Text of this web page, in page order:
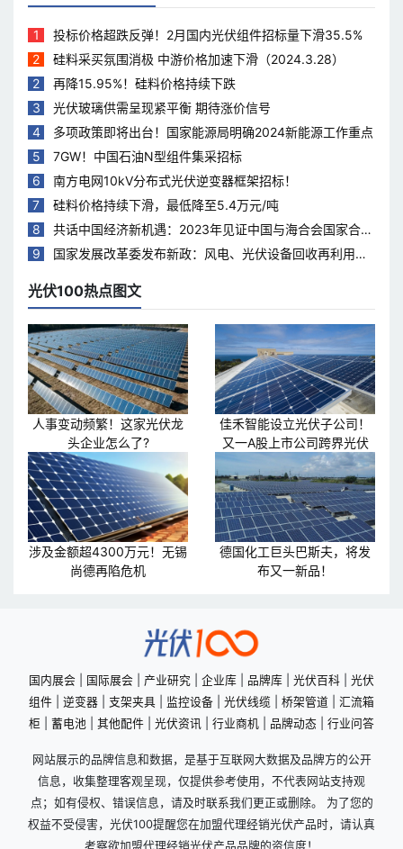
1
投标价格超跌反弹！2月国内光伏组件招标量下滑35.5%
2
硅料采买氛围消极 中游价格加速下滑（2024.3.28）
2
再降15.95%！硅料价格持续下跌
3
光伏玻璃供需呈现紧平衡 期待涨价信号
4
多项政策即将出台！国家能源局明确2024新能源工作重点
5
7GW！中国石油N型组件集采招标
6
南方电网10kV分布式光伏逆变器框架招标！
7
硅料价格持续下滑，最低降至5.4万元/吨
8
共话中国经济新机遇：2023年见证中国与海合会国家合作
热度持续升温
9
国家发展改革委发布新政：风电、光伏设备回收再利用，
光伏100热点图文
人事变动频繁！这家光伏龙
头企业怎么了?
佳禾智能设立光伏子公司！
又一A股上市公司跨界光伏
涉及金额超4300万元！无锡
尚德再陷危机
德国化工巨头巴斯夫，将发
布又一新品！
国内展会 国际展会 产业研究 企业库 品牌库 光伏百科
光伏
组件
逆变器 支架夹具 监控设备 光伏线缆 桥架管道
汇流箱
柜
蓄电池 其他配件 光伏资讯 行业商机 品牌动态 行业问答
网站展示的品牌信息和数据，是基于互联网大数据及品牌方的公开
信息，收集整理客观呈现，仅提供参考使用，不代表网站支持观
点；如有侵权、错误信息，请及时联系我们更正或删除。 为了您的
权益不受侵害，光伏100提醒您在加盟代理经销光伏产品时，请认真
考察欲加盟代理经销光伏产品品牌的资信度！